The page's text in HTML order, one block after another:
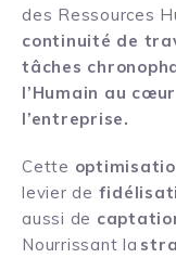
des Ressources
continuité de
tâches
l’Humain au
l’entreprise.
Cette
levier de
aussi de
Nourrissant la